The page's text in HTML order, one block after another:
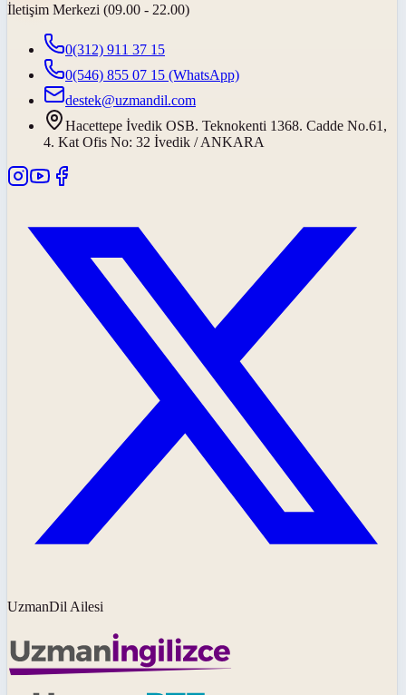
İletişim Merkezi (09.00 - 22.00)
0(312) 911 37 15
0(546) 855 07 15 (WhatsApp)
destek@uzmandil.com
Hacettepe İvedik OSB. Teknokenti 1368. Cadde No.61,
4. Kat Ofis No: 32 İvedik / ANKARA
UzmanDil Ailesi